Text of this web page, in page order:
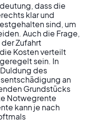
dass die
klar und
sind, um
Auch die Frage,
Zufahrt
Kosten verteilt
sein. In
des
an
Grundstücks
Notwegrente
kann je nach